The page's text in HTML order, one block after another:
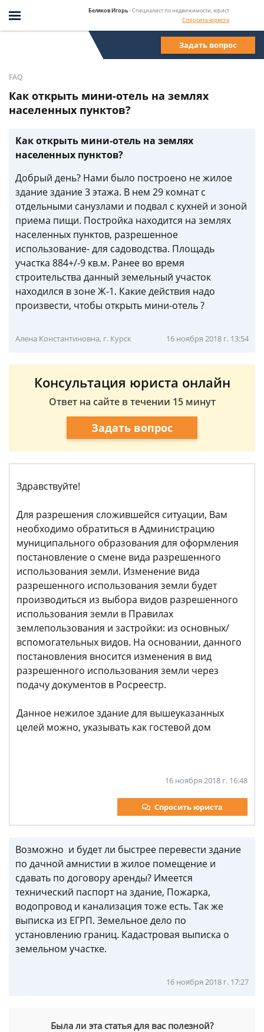
Беляков Игорь- Специалист по недвижимости, юрист
Спросить юриста
Задать вопрос
FAQ
Как открыть мини-отель на землях
населенных пунктов?
Как открыть мини-отель на землях
населенных пунктов?
Добрый день? Нами было построено не жилое
здание здание 3 этажа. В нем 29 комнат с
отдельными санузлами и подвал с кухней и зоной
приема пищи. Постройка находится на землях
населенных пунктов, разрешенное
использование- для садоводства. Площадь
участка 884+/-9 кв.м. Ранее во время
строительства данный земельный участок
находился в зоне Ж-1. Какие действия надо
произвести, чтобы открыть мини-отель ?
Алена Константиновна, г. Курск 16 ноября 2018 г. 13:54
Консультация юриста онлайн
Ответ на сайте в течении 15 минут
Задать вопрос
Здравствуйте!
Для разрешения сложившейся ситуации, Вам
необходимо обратиться в Администрацию
муниципального образования для оформления
постановление о смене вида разрешенного
использования земли. Изменение вида
разрешенного использования земли будет
производиться из выбора видов разрешенного
использования земли в Правилах
землепользования и застройки: из основных/
вспомогательных видов. На основании, данного
постановления вносится изменения в вид
разрешенного использования земли через
подачу документов в Росреестр.
Данное нежилое здание для вышеуказанных
целей можно, указывать как гостевой дом
16 ноября 2018 г. 16:48
Спросить юриста
Возможно и будет ли быстрее перевести здание
по дачной амнистии в жилое помещение и
сдавать по договору аренды? Имеется
технический паспорт на здание, Пожарка,
водопровод и канализация тоже есть. Так же
выписка из ЕГРП. Земельное дело по
установлению границ. Кадастровая выписка о
земельном участке.
16 ноября 2018 г. 17:27
Была ли эта статья для вас полезной?